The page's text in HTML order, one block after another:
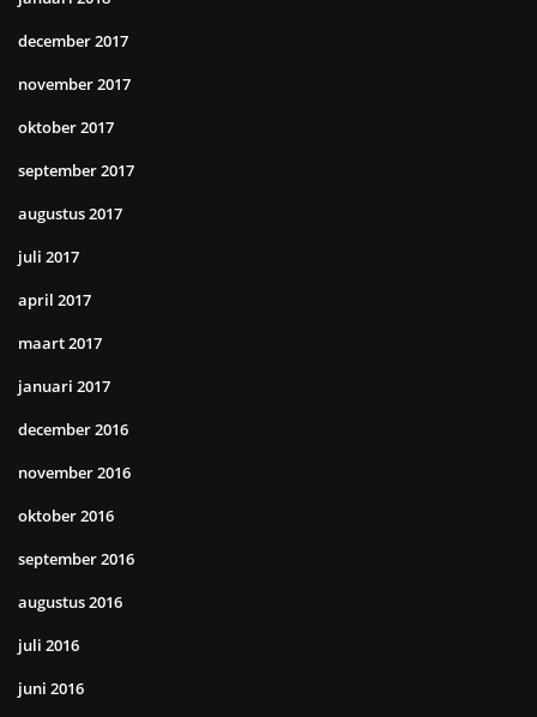
december 2017
november 2017
oktober 2017
september 2017
augustus 2017
juli 2017
april 2017
maart 2017
januari 2017
december 2016
november 2016
oktober 2016
september 2016
augustus 2016
juli 2016
juni 2016